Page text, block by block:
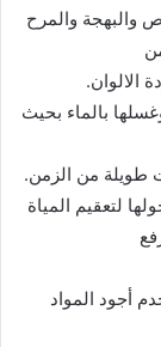
والبھجة والمرح
الالوان.
بالماء بحیث
طویلة من الزمن.
لتعقیم المیاة
أجود المواد